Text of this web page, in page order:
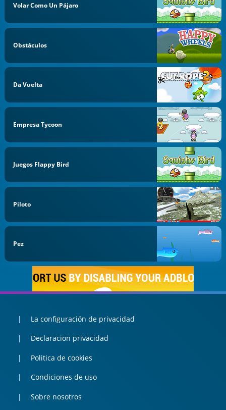
Volar Como Un Pájaro
Obstáculos
Da Vuelta
Empresa Tycoon
Juegos Flappy Bird
Piloto
Pez
La configuración de privacidad
Declaracion privacidad
Politica de cookies
Condiciones de uso
Sobre nosotros